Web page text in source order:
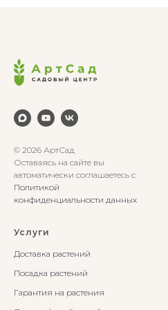
© 2026 АртСад
Оставаясь на сайте вы
автоматически соглашаетесь с
Политикой
конфиденциальности данных
Услуги
Доставка растений
Посадка растений
Гарантия на растения